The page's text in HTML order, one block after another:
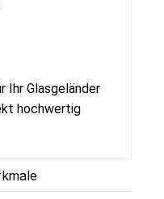
Glasgeländer
hochwertig